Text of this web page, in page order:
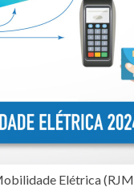
Elétrica